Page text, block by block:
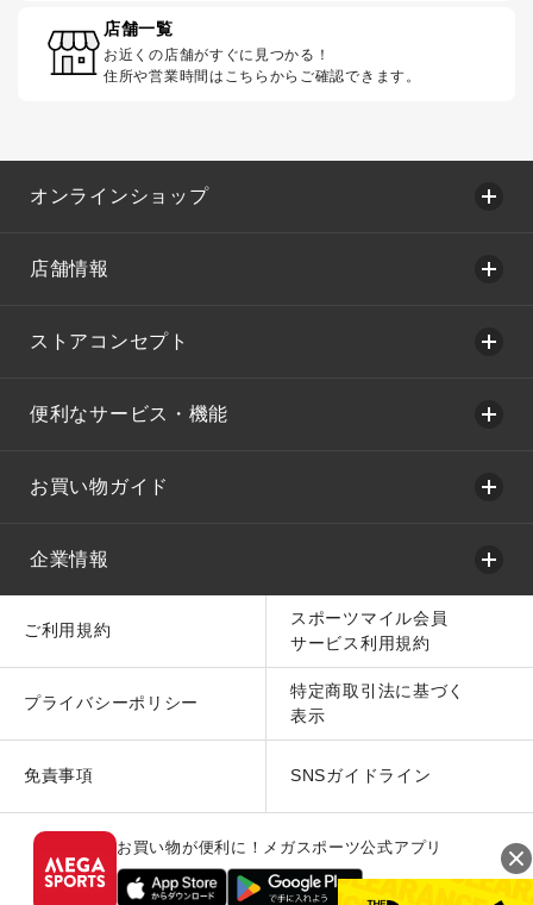
店舗一覧
お近くの店舗がすぐに見つかる！
住所や営業時間はこちらからご確認できます。
オンラインショップ
店舗情報
ストアコンセプト
便利なサービス・機能
お買い物ガイド
企業情報
ご利用規約
スポーツマイル会員
サービス利用規約
プライバシーポリシー
特定商取引法に基づく
表示
免責事項 SNSガイドライン
お買い物が便利に！メガスポーツ公式アプリ